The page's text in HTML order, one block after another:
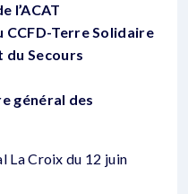
l’ACAT
CCFD-Terre Solidaire
du Secours
général des
La Croix du 12 juin